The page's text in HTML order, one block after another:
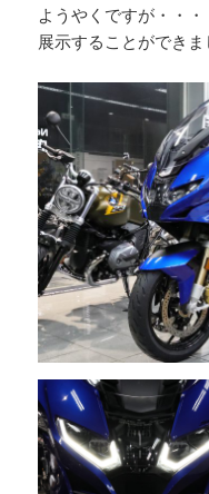
ようやくですが・・
展示することができま